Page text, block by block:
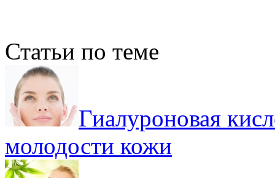
Статьи по теме
Гиалуроновая
молодости кожи